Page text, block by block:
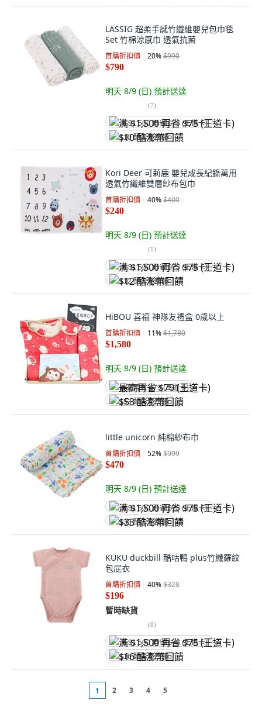
LASSIG 超柔手感竹纖維嬰兒包巾毯
Set 竹棉涼感巾 透氣抗菌
首購折扣價 20%$990
$790
明天 8/9 (日) 預計送達
(7)
满 $1,500 再省 $75 (王道卡)
$10 酷澎幣回饋
Kori Deer 可莉鹿 嬰兒成長紀錄萬用
透氣竹纖維雙層紗布包巾
首購折扣價 40%$400
$240
明天 8/9 (日) 預計送達
(1)
满 $1,500 再省 $75 (王道卡)
$12 酷澎幣回饋
HiBOU 喜福 神隊友禮盒 0歲以上
首購折扣價 11%$1,780
$1,580
明天 8/9 (日) 預計送達
最高再省 $79 (王道卡)
$53 酷澎幣回饋
little unicorn 純棉紗布巾
首購折扣價 52%$999
$470
明天 8/9 (日) 預計送達
满 $1,500 再省 $75 (王道卡)
$33 酷澎幣回饋
KUKU duckbill 酷咕鴨 plus竹纖羅紋
包屁衣
首購折扣價 40%$328
$196
暫時缺貨
(8)
满 $1,500 再省 $75 (王道卡)
$16 酷澎幣回饋
1 2 3 4 5